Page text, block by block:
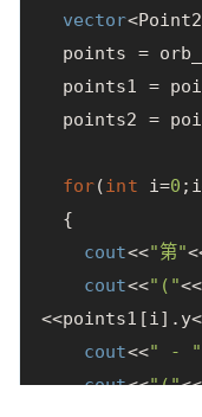
vector<
points
=
points1
=
points2
=
for(int i=0 ; i
{
cout<<"第"
cout<<"("<<
<<points1 [i]. y
cout<<" - "
cout<<"("<<